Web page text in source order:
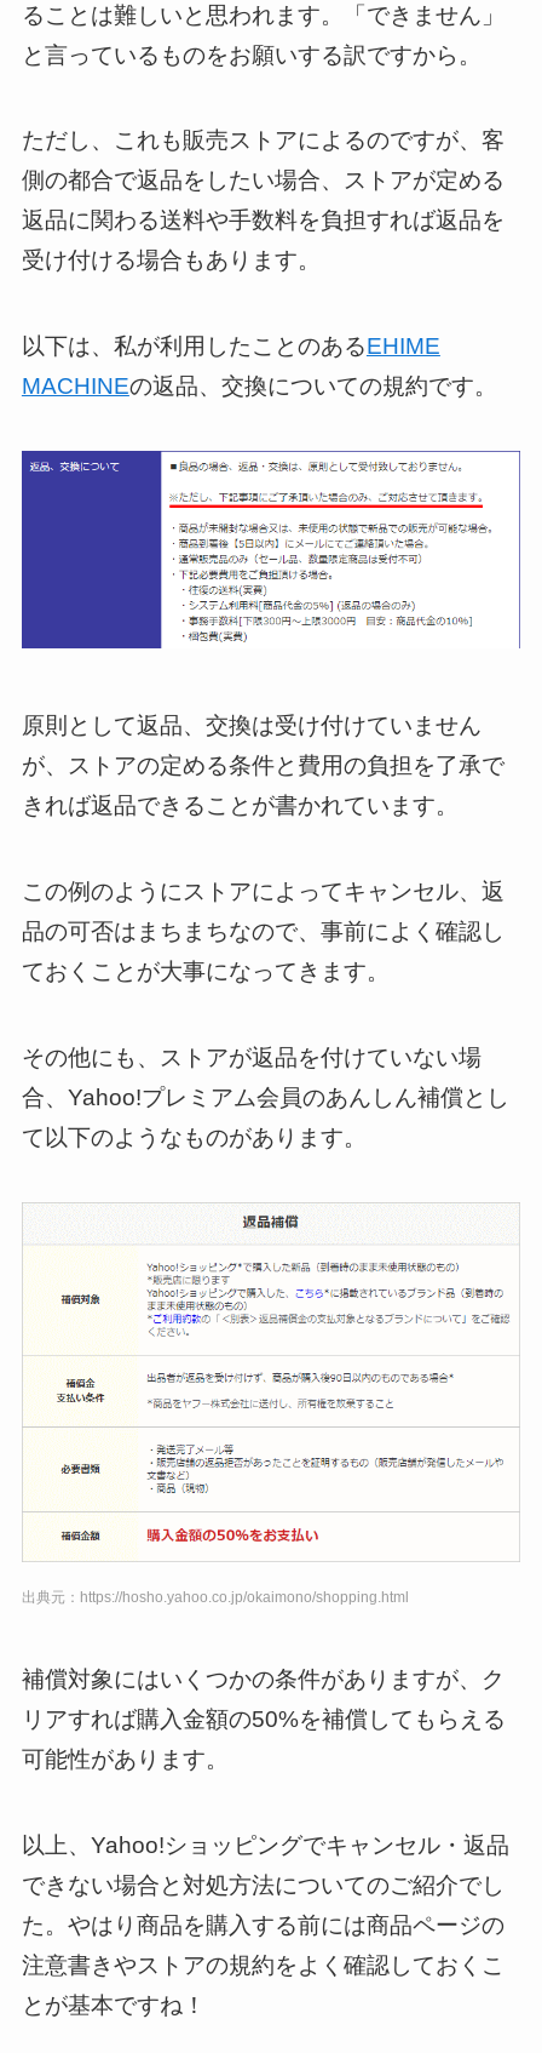
ることは難しいと思われます。「できません」
と言っているものをお願いする訳ですから。
ただし、これも販売ストアによるのですが、客
側の都合で返品をしたい場合、ストアが定める
返品に関わる送料や手数料を負担すれば返品を
受け付ける場合もあります。
以下は、私が利用したことのあるEHIME
MACHINEの返品、交換についての規約です。
原則として返品、交換は受け付けていません
が、ストアの定める条件と費用の負担を了承で
きれば返品できることが書かれています。
この例のようにストアによってキャンセル、返
品の可否はまちまちなので、事前によく確認し
ておくことが大事になってきます。
その他にも、ストアが返品を付けていない場
合、Yahoo!プレミアム会員のあんしん補償とし
て以下のようなものがあります。
出典元：https://hosho.yahoo.co.jp/okaimono/shopping.html
補償対象にはいくつかの条件がありますが、ク
リアすれば購入金額の50%を補償してもらえる
可能性があります。
以上、Yahoo!ショッピングでキャンセル・返品
できない場合と対処方法についてのご紹介でし
た。やはり商品を購入する前には商品ページの
注意書きやストアの規約をよく確認しておくこ
とが基本ですね！